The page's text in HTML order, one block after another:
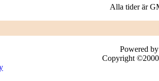
Alla tider är
Powered
Copyright ©2000